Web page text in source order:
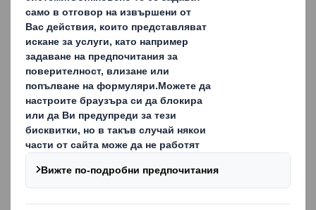
транспортни кашони
Предлагаме издръжливи кашони от велпапе с голям
или малък обем за автоматизирани или ръчни линии.
Всички наши решения оптимизират транспортното
пространство и увеличават здравината, като не
използват повече материал от необходимото, и могат да
се доставят с печат или без печат.
Основни предимства на нашите